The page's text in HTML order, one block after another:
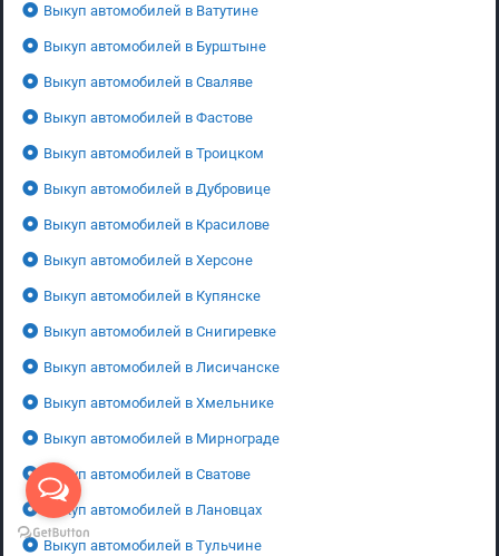
Выкуп автомобилей в Ватутине
Выкуп автомобилей в Бурштыне
Выкуп автомобилей в Сваляве
Выкуп автомобилей в Фастове
Выкуп автомобилей в Троицком
Выкуп автомобилей в Дубровице
Выкуп автомобилей в Красилове
Выкуп автомобилей в Херсоне
Выкуп автомобилей в Купянске
Выкуп автомобилей в Снигиревке
Выкуп автомобилей в Лисичанске
Выкуп автомобилей в Хмельнике
Выкуп автомобилей в Мирнограде
Выкуп автомобилей в Сватове
Выкуп автомобилей в Лановцах
Выкуп автомобилей в Тульчине